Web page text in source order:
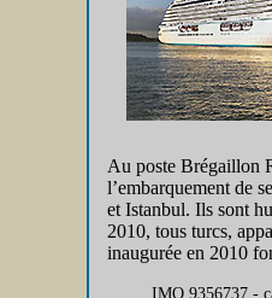
Au poste Brégaillon
l’embarquement de
et Istanbul. Ils sont
2010, tous turcs,
inaugurée en 2010
IMO 9356737 -